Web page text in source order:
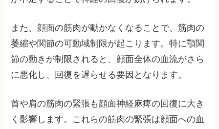
また、顔面の筋肉が動かなくなることで、筋肉の
萎縮や関節の可動域制限が起こります。特に顎関
節の動きが制限されると、顔面全体の血流がさら
に悪化し、回復を遅らせる要因となります。
首や肩の筋肉の緊張も顔面神経麻痺の回復に大き
く影響します。これらの筋肉の緊張は顔面への血